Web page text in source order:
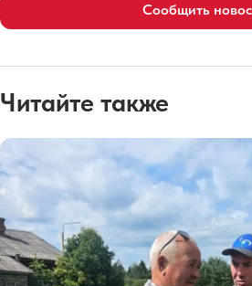
Сообщить
Читайте также